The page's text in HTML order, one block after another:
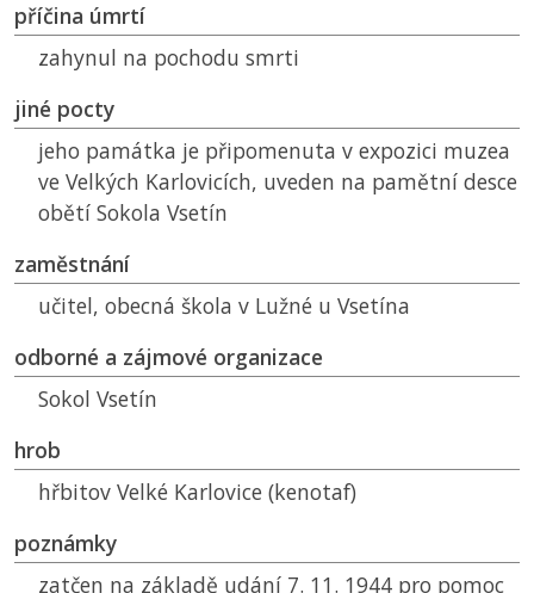
příčina úmrtí
zahynul na pochodu smrti
jiné pocty
jeho památka je připomenuta v expozici muzea
ve Velkých Karlovicích, uveden na pamětní desce
obětí Sokola Vsetín
zaměstnání
učitel, obecná škola v Lužné u Vsetína
odborné a zájmové organizace
Sokol Vsetín
hrob
hřbitov Velké Karlovice (kenotaf)
poznámky
zatčen na základě udání 7. 11. 1944 pro pomoc